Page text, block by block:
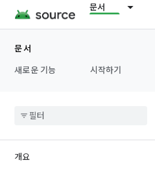
문서
문서
새로운 기능
시작하기
개요